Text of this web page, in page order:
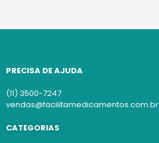
PRECISA DE AJUDA
(11) 3500-7247
vendas@facilitamedicamentos.com.br
CATEGORIAS